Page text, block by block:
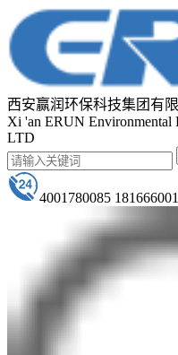
西安赢润环保科技集团有
Xi 'an ERUN Environmental
LTD
4001780085